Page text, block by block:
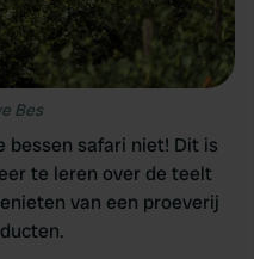
Bes
bessen safari niet! Dit is
te leren over de teelt
van een proeverij